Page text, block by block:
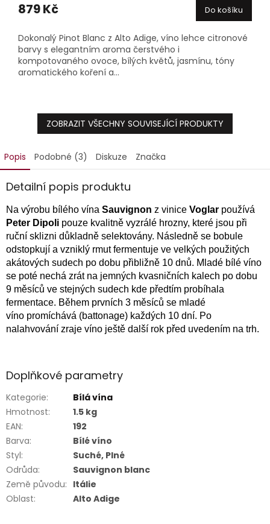
879 Kč Do košíku
Dokonalý Pinot Blanc z Alto Adige, víno lehce citronové
barvy s elegantním aroma čerstvého i
kompotovaného ovoce, bílých květů, jasmínu, tóny
aromatického koření a...
ZOBRAZIT VŠECHNY SOUVISEJÍCÍ PRODUKTY
Popis Podobné (3) Diskuze Značka
Detailní popis produktu
Na výrobu bílého vína Sauvignon z vinice Voglar používá
Peter Dipoli pouze kvalitně vyzrálé hrozny, které jsou při
ruční sklizni důkladně selektovány. Následně se bobule
odstopkují a vzniklý rmut fermentuje ve velkých použitých
akátových sudech po dobu přibližně 10 dnů. Mladé bílé víno
se poté nechá zrát na jemných kvasničních kalech po dobu
9 měsíců ve stejných sudech kde předtím probíhala
fermentace. Během prvních 3 měsíců se mladé
víno promíchává (battonage) každých 10 dní. Po
nalahvování zraje víno ještě další rok před uvedením na trh.
Doplňkové parametry
Kategorie:
Bílá vína
Hmotnost:
1.5 kg
EAN:
192
Barva:
Bílé víno
Styl:
Suché, Plné
Odrůda:
Sauvignon blanc
Země původu: Itálie
Oblast: Alto Adige